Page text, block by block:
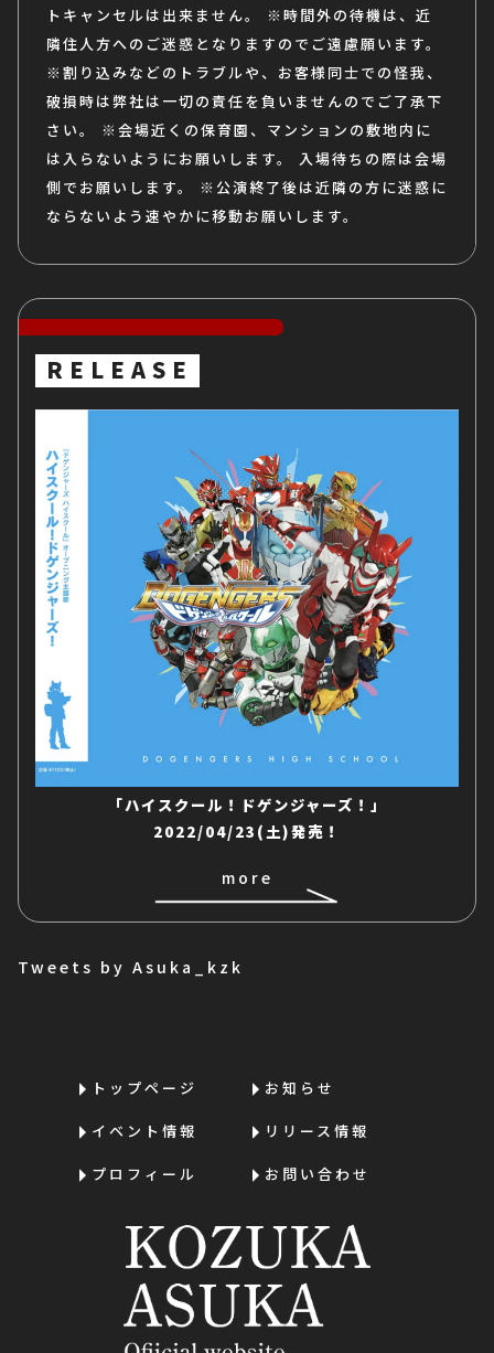
トキャンセルは出来ません。
※時間外の待機は、近
隣住人方へのご迷惑となりますのでご遠慮願います。
※割り込みなどのトラブルや、お客様同士での怪我、
破損時は弊社は一切の責任を負いませんのでご了承下
さい。
※会場近くの保育園、マンションの敷地内に
は入らないようにお願いします。
入場待ちの際は会場
側でお願いします。
※公演終了後は近隣の方に迷惑に
ならないよう速やかに移動お願いします。
RELEASE
「ハイスクール！ドゲンジャーズ！」
2022/04/23(土)発売！
more
Tweets by Asuka_kzk
トップページ お知らせ
イベント情報 リリース情報
プロフィール お問い合わせ